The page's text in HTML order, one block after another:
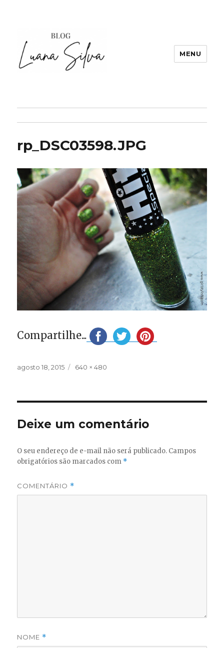
MENU
rp_DSC03598.JPG
Compartilhe...
Publicado
agosto 18, 2015
Tamanho
640 × 480
Deixe um comentário
O seu endereço de e-mail não será publicado. Campos
obrigatórios são marcados com *
COMENTÁRIO *
NOME *